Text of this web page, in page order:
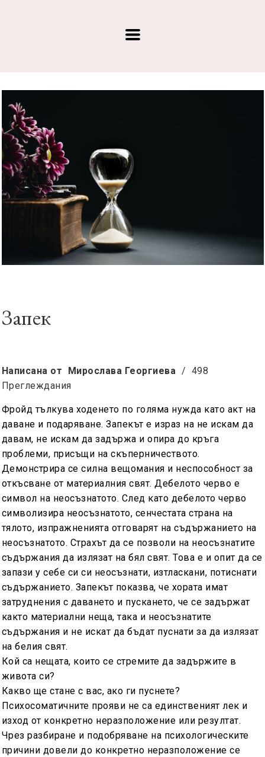
Запек
Написана от Мирослава Георгиева / 498
Преглеждания
Фройд тълкува ходенето по голяма нужда като акт на
даване и подаряване. Запекът е израз на не искам да
давам, не искам да задържа и опира до кръга
проблеми, присъщи на скъперничеството.
Демонстрира се силна вещомания и неспособност за
откъсване от материалния свят. Дебелото черво е
символ на неосъзнатото. След като дебелото черво
символизира неосъзнатото, сенчестата страна на
тялото, изпражненията отговарят на съдържанието на
неосъзнатото. Страхът да се позволи на неосъзнатите
съдържания да излязат на бял свят. Това е и опит да се
запази у себе си си неосъзнати, изтласкани, потиснати
съдържанието. Запекът показва, че хората имат
затруднения с даването и пускането, че се задържат
както материални неща, така и неосъзнатите
съдържания и не искат да бъдат пуснати за да излязат
на белия свят.
Кой са нещата, които се стремите да задържите в
живота си?
Какво ще стане с вас, ако ги пуснете?
Психосоматичните прояви не са единственият лек и
изход от конкретно неразположение или резултат.
Чрез разбиране и подобряване на психологическите
причини довели до конкретно неразположение се